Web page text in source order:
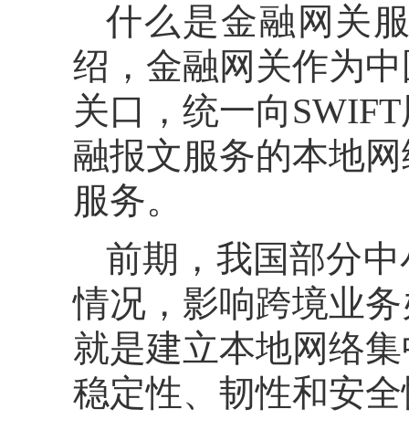
什么是金融网关
绍，金融网关作为
关口，统一向
融报文服务的本地
服务。
前期，我国部分
情况，影响跨境业
就是建立本地网络
稳定性、韧性和安